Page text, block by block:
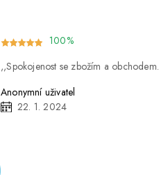
100%
Spokojenost se zbožím a obchodem.
Anonymní uživatel
22. 1. 2024